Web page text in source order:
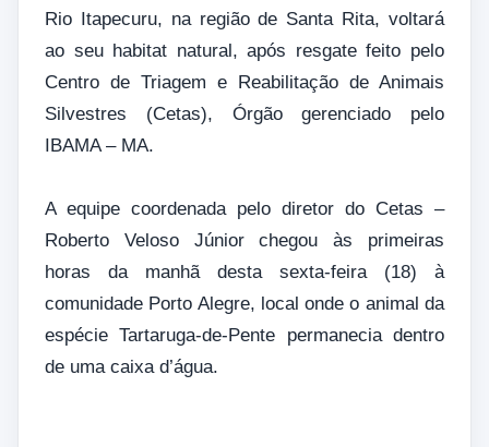
Rio Itapecuru, na região de Santa Rita, voltará
ao seu habitat natural, após resgate feito pelo
Centro de Triagem e Reabilitação de Animais
Silvestres (Cetas), Órgão gerenciado pelo
IBAMA – MA.
A equipe coordenada pelo diretor do Cetas –
Roberto Veloso Júnior chegou às primeiras
horas da manhã desta sexta-feira (18) à
comunidade Porto Alegre, local onde o animal da
espécie Tartaruga-de-Pente permanecia dentro
de uma caixa d’água.